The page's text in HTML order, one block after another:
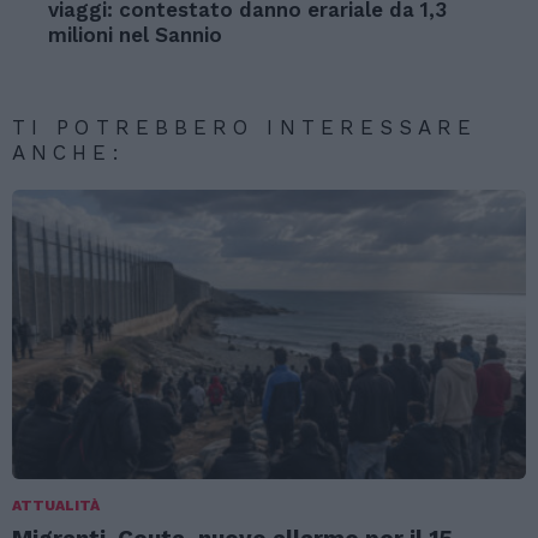
viaggi: contestato danno erariale da 1,3
milioni nel Sannio
TI POTREBBERO INTERESSARE
ANCHE:
ATTUALITÀ